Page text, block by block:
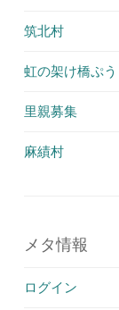
筑北村
虹の架け橋ぷう
里親募集
麻績村
メタ情報
ログイン